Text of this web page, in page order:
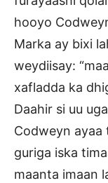
hooyo
Marka ay bixi
weydiisay:
xafladda ka
Daahir si uu
Codweyn ayaa
guriga iska
maanta imaan